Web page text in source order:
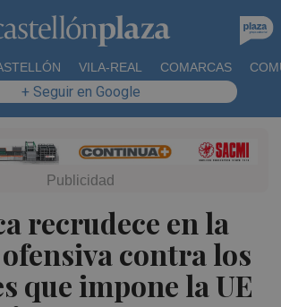
VILA-REAL COMARCAS
+ Seguir en Google
recrudece en la
contra los
que impone la UE